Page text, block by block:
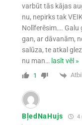
varbūt tās kājas
nu, nepirks tak
Nolīferēsim…. Galu
gan, ar dāvanām,
salūza, te atkal
nu man… lasīt vēl »
1
BļedNaHujs 4